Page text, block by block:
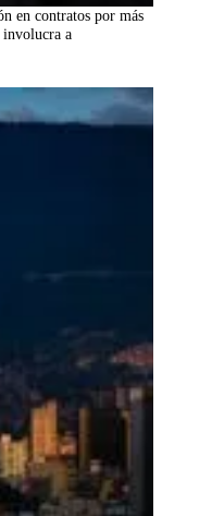
en contratos por más
a